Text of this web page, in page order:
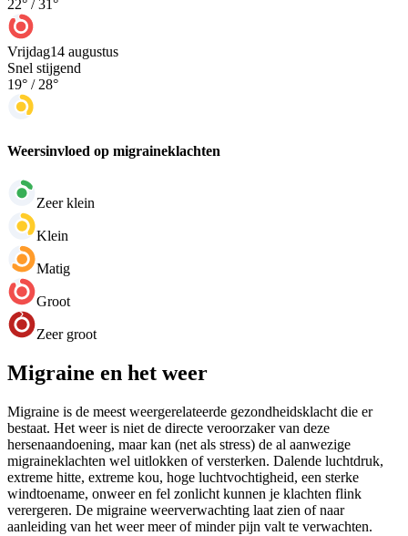
22° / 31 °
Vrijdag14 augustus
Snel stijgend
19° / 28°
Weersinvloed op migraineklachten
Zeer klein
Klein
Matig
Groot
Zeer groot
Migraine en het weer
Migraine is de meest weergerelateerde gezondheidsklacht die er
bestaat. Het weer is niet de directe veroorzaker van deze
hersenaandoening, maar kan (net als stress) de al aanwezige
migraineklachten wel uitlokken of versterken. Dalende luchtdruk,
extreme hitte, extreme kou, hoge luchtvochtigheid, een sterke
windtoename, onweer en fel zonlicht kunnen je klachten flink
verergeren. De migraine weerverwachting laat zien of naar
aanleiding van het weer meer of minder pijn valt te verwachten.